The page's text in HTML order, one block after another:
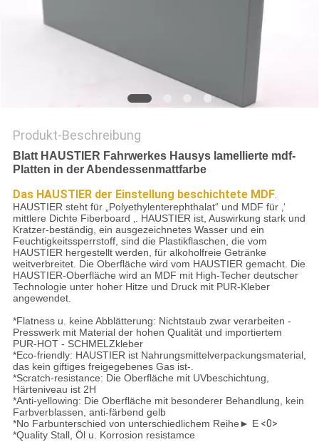
Produkt-Beschreibung
Blatt HAUSTIER Fahrwerkes Hausys lamellierte mdf-
Platten in der Abendessenmattfarbe
Das HAUSTIER der Einstellung beschichtete MDF.
HAUSTIER steht für „Polyethylenterephthalat“ und MDF für ‚‘
mittlere Dichte Fiberboard ‚. HAUSTIER ist, Auswirkung stark und
Kratzer-beständig, ein ausgezeichnetes Wasser und ein
Feuchtigkeitssperrstoff, sind die Plastikflaschen, die vom
HAUSTIER hergestellt werden, für alkoholfreie Getränke
weitverbreitet. Die Oberfläche wird vom HAUSTIER gemacht. Die
HAUSTIER-Oberfläche wird an MDF mit High-Techer deutscher
Technologie unter hoher Hitze und Druck mit PUR-Kleber
angewendet.
*Flatness u. keine Abblätterung: Nichtstaub zwar verarbeiten -
Presswerk mit Material der hohen Qualität und importiertem
PUR-HOT - SCHMELZkleber
*Eco-friendly: HAUSTIER ist Nahrungsmittelverpackungsmaterial,
das kein giftiges freigegebenes Gas ist-.
*Scratch-resistance: Die Oberfläche mit UVbeschichtung,
Härteniveau ist 2H
*Anti-yellowing: Die Oberfläche mit besonderer Behandlung, kein
Farbverblassen, anti-färbend gelb
*No Farbunterschied von unterschiedlichem Reihe► E<0>
*Quality Stall, Öl u. Korrosion resistamce